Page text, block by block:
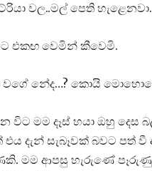
වල..මල් පෙති
එකඟ වෙමින් කීවෙමි.
වගේ නේද…? කොයි
විට මම දෑස් හයා ඔහු දෙස
දැන් සැබෑවක් බවට පත්
මම ආපසු හැරුණේ පෑරුණු